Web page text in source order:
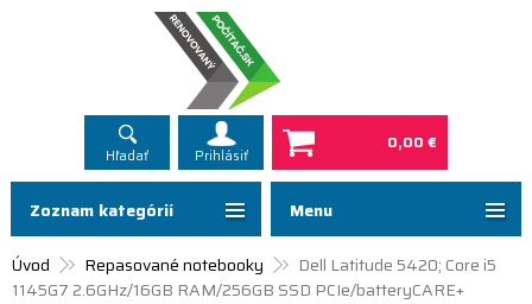
Hľadať Prihlásiť
0,00 €
Menu
Úvod Repasované notebooky
Dell Latitude 5420; Core i5
1145G7 2.6GHz/16GB RAM/256GB SSD PCIe/batteryCARE+
Zoznam kategórií